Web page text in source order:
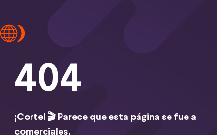
404
¡Corte! 🎬 Parece que esta página se fue a
comerciales.